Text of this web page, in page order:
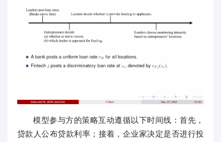
模型参与方的策略互动遵循以下时间线：首先，
贷款人公布贷款利率；接着，企业家决定是否进行投